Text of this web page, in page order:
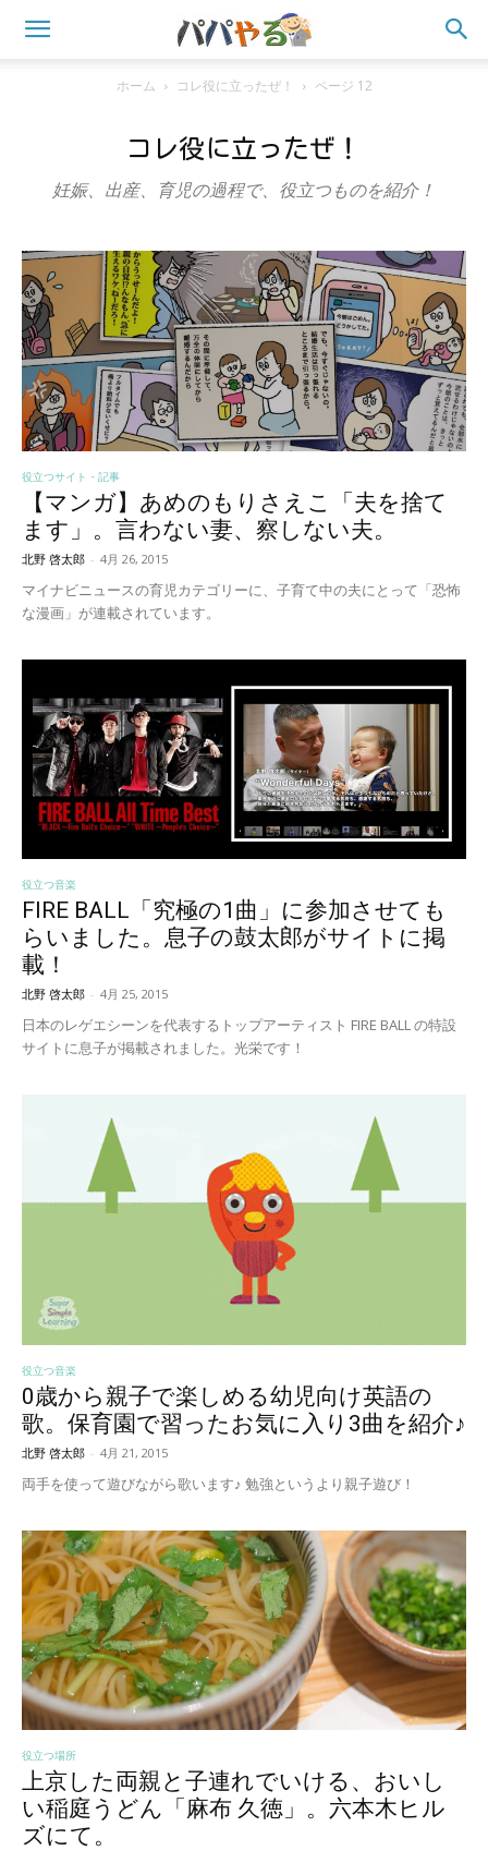
ホーム コレ役に立ったぜ！ ページ 12
コレ役に立ったぜ！
妊娠、出産、育児の過程で、役立つものを紹介！
役立つサイト・記事
【マンガ】あめのもりさえこ「夫を捨て
ます」。言わない妻、察しない夫。
北野 啓太郎 - 4月 26, 2015
マイナビニュースの育児カテゴリーに、子育て中の夫にとって「恐怖
な漫画」が連載されています。
役立つ音楽
FIRE BALL「究極の1曲」に参加させても
らいました。息子の鼓太郎がサイトに掲
載！
北野 啓太郎 - 4月 25, 2015
日本のレゲエシーンを代表するトップアーティスト FIRE BALL の特設
サイトに息子が掲載されました。光栄です！
役立つ音楽
0歳から親子で楽しめる幼児向け英語の
歌。保育園で習ったお気に入り3曲を紹介♪
北野 啓太郎 - 4月 21, 2015
両手を使って遊びながら歌います♪ 勉強というより親子遊び！
役立つ場所
上京した両親と子連れでいける、おいし
い稲庭うどん「麻布 久徳」。六本木ヒル
ズにて。